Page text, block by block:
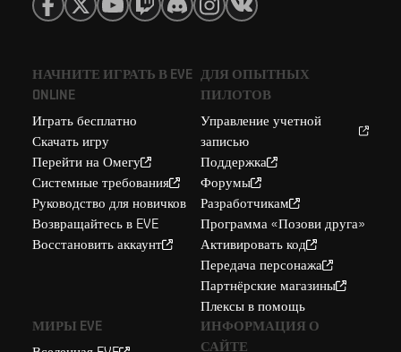
НАЧНИТЕ ИГРАТЬ В EVE
ONLINE
Играть бесплатно
Скачать игру
Перейти на Омегу
Системные требования
Руководство для новичков
Возвращайтесь в EVE
Восстановить аккаунт
ДЛЯ ОПЫТНЫХ
ПИЛОТОВ
Управление учетной
записью
Поддержка
Форумы
Разработчикам
Программа «Позови друга»
Активировать код
Передача персонажа
Партнёрские магазины
Плексы в помощь
МИРЫ EVE
ИНФОРМАЦИЯ О
САЙТЕ